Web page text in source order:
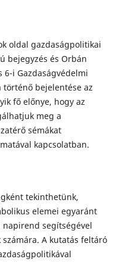
oldal gazdaságpolitikai
bejegyzés és Orbán
i Gazdaságvédelmi
bejelentése az
fő előnye, hogy az
meg a
sémákat
kapcsolatban.
tekinthetünk,
elemei egyaránt
segítségével
A kutatás feltáró